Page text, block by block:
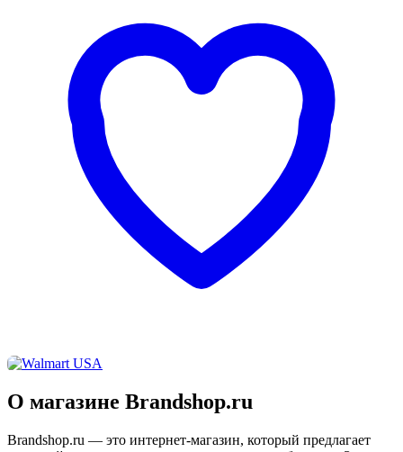
О магазине Brandshop.ru
Brandshop.ru — это интернет-магазин, который предлагает